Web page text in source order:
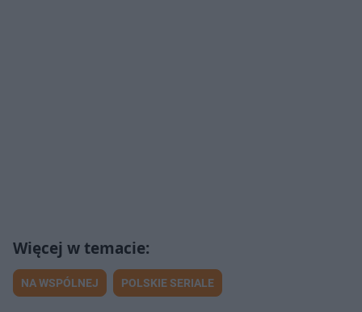
NA WSPÓLNEJ POLSKIE SERIALE